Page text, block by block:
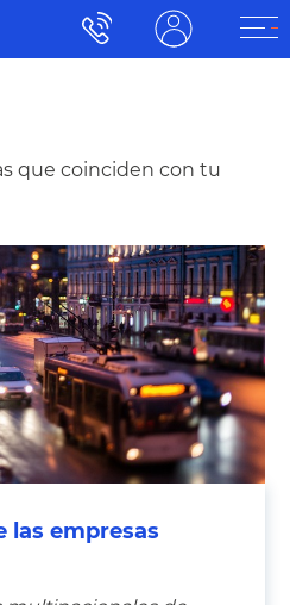
que coinciden con tu
las empresas